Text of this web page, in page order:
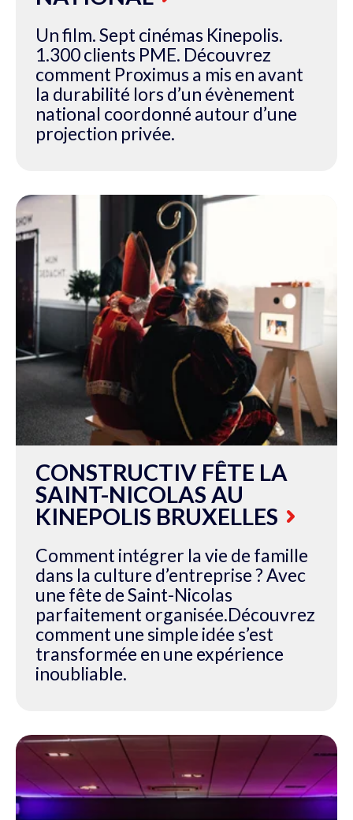
Un film. Sept cinémas Kinepolis.
1.300 clients PME. Découvrez
comment Proximus a mis en avant
la durabilité lors d’un évènement
national coordonné autour d’une
projection privée.
CONSTRUCTIV FÊTE LA
SAINT-NICOLAS AU
KINEPOLIS BRUXELLES
Comment intégrer la vie de famille
dans la culture d’entreprise ? Avec
une fête de Saint-Nicolas
parfaitement organisée.Découvrez
comment une simple idée s’est
transformée en une expérience
inoubliable.